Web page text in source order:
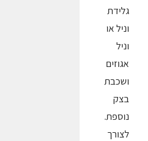
גלידת
וניל או
וניל
אגוזים
ושכבת
בצק
נוספת.
לצורך